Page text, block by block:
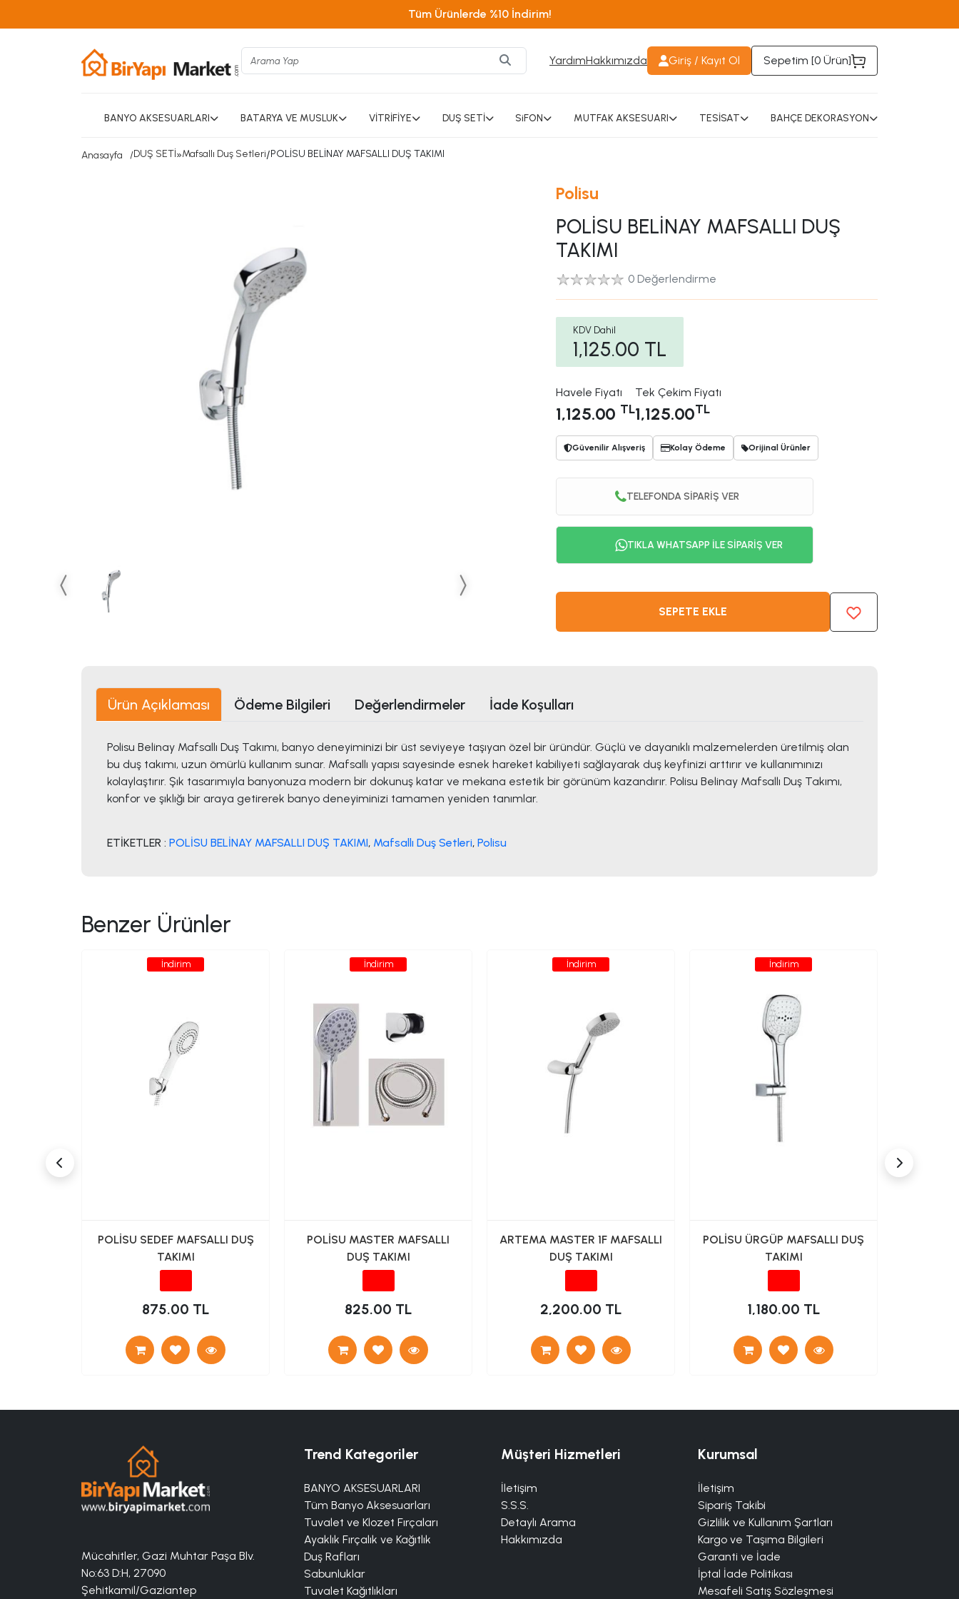
Tüm Ürünlerde %10 İndirim!
YardımHakkımızda Giriş / Kayıt Ol Sepetim [0 Ürün]
BANYO AKSESUARLARI BATARYA VE MUSLUK VİTRİFİYE DUŞ SETİ SiFON MUTFAK AKSESUARI TESİSAT BAHÇE DEKORASYON
Anasayfa DUŞ SETİ»Mafsallı Duş Setleri/POLİSU BELİNAY MAFSALLI DUŞ TAKIMI
Polisu
POLİSU BELİNAY MAFSALLI DUŞ
TAKIMI
0 Değerlendirme
KDV Dahil
1,125.00 TL
Havele Fiyatı
1,125.00 TL
Tek Çekim Fiyatı
1,125.00TL
Güvenilir Alışveriş Kolay Ödeme Orijinal Ürünler
TELEFONDA SİPARİŞ VER
TIKLA WHATSAPP İLE SİPARİŞ VER
SEPETE EKLE
Ürün Açıklaması Ödeme Bilgileri Değerlendirmeler İade Koşulları
Polisu Belinay Mafsallı Duş Takımı, banyo deneyiminizi bir üst seviyeye taşıyan özel bir üründür. Güçlü ve dayanıklı malzemelerden üretilmiş olan
bu duş takımı, uzun ömürlü kullanım sunar. Mafsallı yapısı sayesinde esnek hareket kabiliyeti sağlayarak duş keyfinizi arttırır ve kullanımınızı
kolaylaştırır. Şık tasarımıyla banyonuza modern bir dokunuş katar ve mekana estetik bir görünüm kazandırır. Polisu Belinay Mafsallı Duş Takımı,
konfor ve şıklığı bir araya getirerek banyo deneyiminizi tamamen yeniden tanımlar.
ETİKETLER : POLİSU BELİNAY MAFSALLI DUŞ TAKIMI, Mafsallı Duş Setleri, Polisu
Benzer Ürünler
İndirim
POLİSU SEDEF MAFSALLI DUŞ
TAKIMI
875.00 TL
İndirim
POLİSU MASTER MAFSALLI
DUŞ TAKIMI
825.00 TL
İndirim
ARTEMA MASTER 1F MAFSALLI
DUŞ TAKIMI
2,200.00 TL
İndirim
POLİSU ÜRGÜP MAFSALLI DUŞ
TAKIMI
1,180.00 TL
Mücahitler, Gazi Muhtar Paşa Blv.
No:63 D:H, 27090
Şehitkamil/Gaziantep
Trend Kategoriler
BANYO AKSESUARLARI
Tüm Banyo Aksesuarları
Tuvalet ve Klozet Fırçaları
Ayaklık Fırçalık ve Kağıtlık
Duş Rafları
Sabunluklar
Tuvalet Kağıtlıkları
Kurumsal
İletişim
Sipariş Takibi
Gizlilik ve Kullanım Şartları
Kargo ve Taşıma Bilgileri
Garanti ve İade
İptal İade Politikası
Mesafeli Satış Sözleşmesi
Müşteri Hizmetleri
İletişim
S.S.S.
Detaylı Arama
Hakkımızda